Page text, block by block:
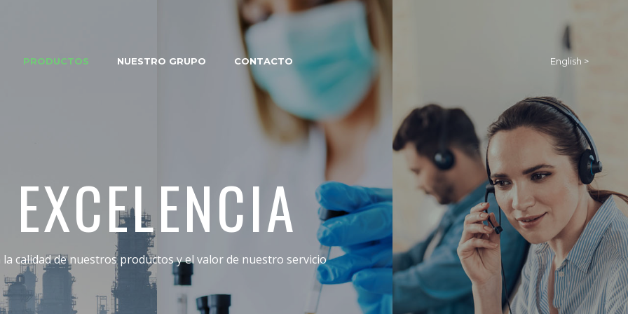
PRODUCTOS NUESTRO GRUPO CONTACTO English >
EXCELENCIA
la calidad de nuestros productos y el valor de nuestro servicio